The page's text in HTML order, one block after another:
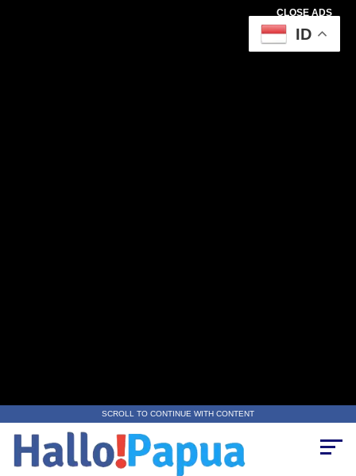
CLOSE ADS
SCROLL TO CONTINUE WITH CONTENT
ID